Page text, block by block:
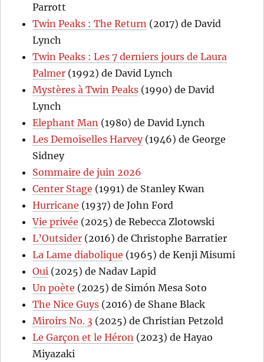
Parrott
Twin Peaks : The Return (2017) de David
Lynch
Twin Peaks : Les 7 derniers jours de Laura
Palmer (1992) de David Lynch
Mystères à Twin Peaks (1990) de David
Lynch
Elephant Man (1980) de David Lynch
Les Demoiselles Harvey(1946) de George
Sidney
Sommaire de juin 2026
Center Stage (1991) de Stanley Kwan
Hurricane (1937) de John Ford
Vie privée (2025) de Rebecca Zlotowski
L’Outsider (2016) de Christophe Barratier
La Lame diabolique (1965) de Kenji Misumi
Oui (2025) de Nadav Lapid
Un poète (2025) de Simón Mesa Soto
The Nice Guys (2016) de Shane Black
Miroirs No. 3 (2025) de Christian Petzold
Le Garçon et le Héron (2023) de Hayao
Miyazaki